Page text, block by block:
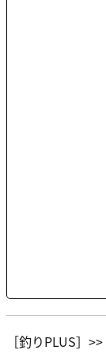
［釣りPLUS］>>